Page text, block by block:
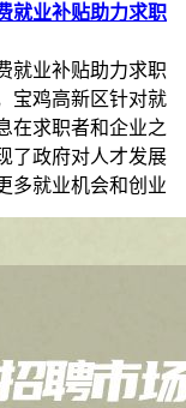
就业补贴助力求职
就业补贴助力求职
宝鸡高新区针对就
在求职者和企业之
了政府对人才发展
多就业机会和创业